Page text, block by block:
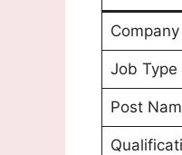
Job Type
Post